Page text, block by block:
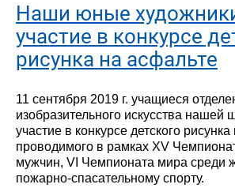
Наши юные
участие в конкурсе
рисунка на асфальте
11 сентября 2019 г. учащиеся
изобразительного искусства нашей
участие в конкурсе детского
проводимого в рамках XV
мужчин, VI Чемпионата мира среди
пожарно-спасательному спорту.